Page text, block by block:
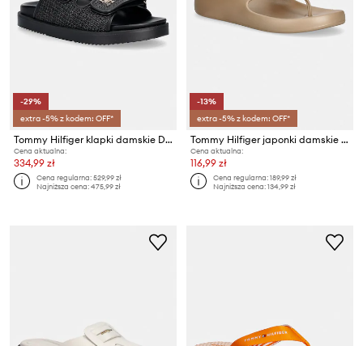
-29%
extra -5% z kodem: OFF*
Tommy Hilfiger klapki damskie DOUBLE STRAP RAFFIA SANDAL
Cena aktualna:
334,99 zł
Cena regularna:529,99 zł
Najniższa cena:475,99 zł
-13%
extra -5% z kodem: OFF*
Tommy Hilfiger japonki damskie TH PEARLIZED SUMMER SANDAL
Cena aktualna:
116,99 zł
Cena regularna:189,99 zł
Najniższa cena:134,99 zł